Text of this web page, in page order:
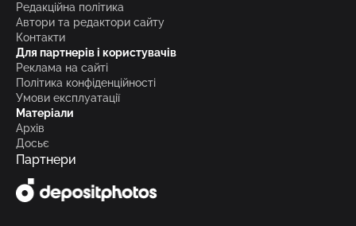
Редакційна політика
Автори та редактори сайту
Контакти
Для партнерів і користувачів
Реклама на сайті
Політика конфіденційності
Умови експлуатації
Матеріали
Архів
Досьє
Партнери